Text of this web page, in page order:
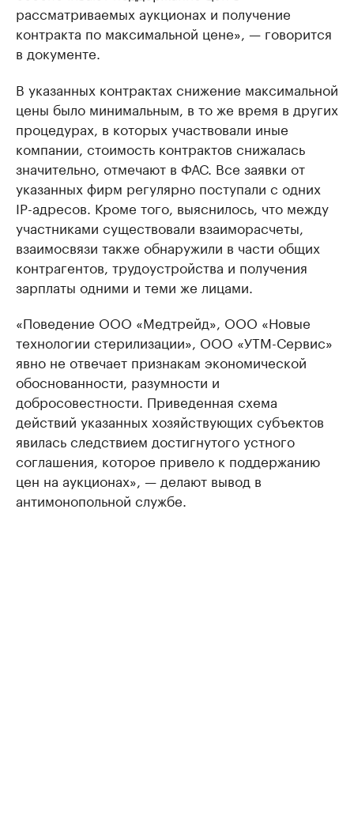
рассматриваемых аукционах и получение
контракта по максимальной цене», — говорится
в документе.
В указанных контрактах снижение максимальной
цены было минимальным, в то же время в других
процедурах, в которых участвовали иные
компании, стоимость контрактов снижалась
значительно, отмечают в ФАС. Все заявки от
указанных фирм регулярно поступали с одних
IP-адресов. Кроме того, выяснилось, что между
участниками существовали взаиморасчеты,
взаимосвязи также обнаружили в части общих
контрагентов, трудоустройства и получения
зарплаты одними и теми же лицами.
«Поведение ООО «Медтрейд», ООО «Новые
технологии стерилизации», ООО «УТМ-Сервис»
явно не отвечает признакам экономической
обоснованности, разумности и
добросовестности. Приведенная схема
действий указанных хозяйствующих субъектов
явилась следствием достигнутого устного
соглашения, которое привело к поддержанию
цен на аукционах», — делают вывод в
антимонопольной службе.